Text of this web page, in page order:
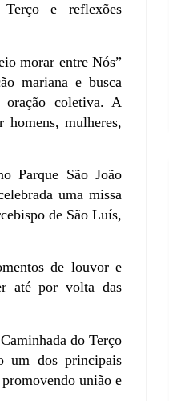
e reflexões
morar entre Nós”
mariana e busca
coletiva. A
homens, mulheres,
Parque São João
uma missa
de São Luís,
de louvor e
até por volta das
do Terço
um dos principais
união e